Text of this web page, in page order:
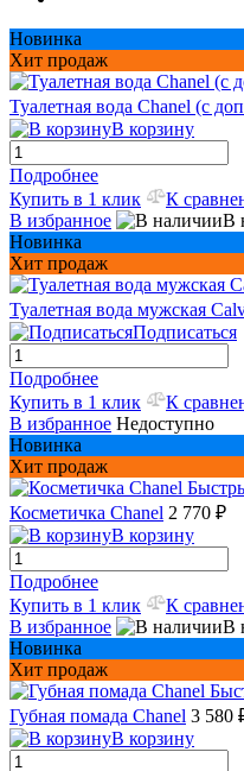
Новинка
Хит продаж
Туалетная вода Chanel (с
В корзину
Подробнее
Купить в 1 клик
К
В избранное
В
Новинка
Хит продаж
Туалетная вода мужская
Подписаться
Подробнее
Купить в 1 клик
К
В избранное Недоступно
Новинка
Хит продаж
Косметичка Chanel 2 770 ₽
В корзину
Подробнее
Купить в 1 клик
К
В избранное
В
Новинка
Хит продаж
Губная помада Chanel 3 580
В корзину